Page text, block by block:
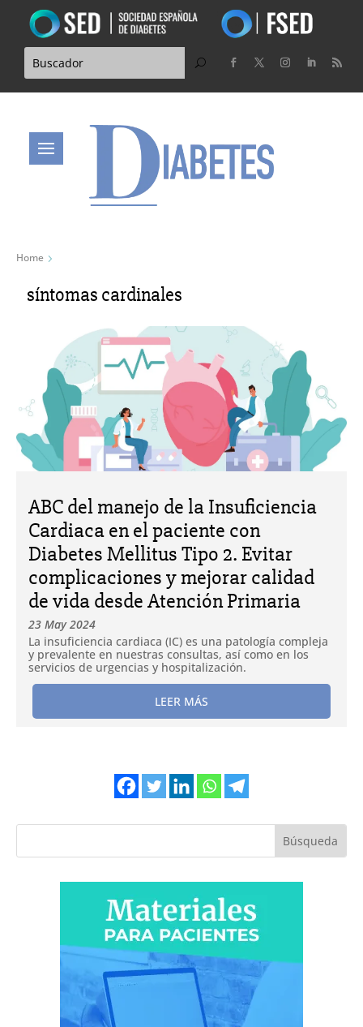
Home
síntomas cardinales
ABC del manejo de la Insuficiencia
Cardiaca en el paciente con
Diabetes Mellitus Tipo 2. Evitar
complicaciones y mejorar calidad
de vida desde Atención Primaria
23 May 2024
La insuficiencia cardiaca (IC) es una patología compleja
y prevalente en nuestras consultas, así como en los
servicios de urgencias y hospitalización.
LEER MÁS